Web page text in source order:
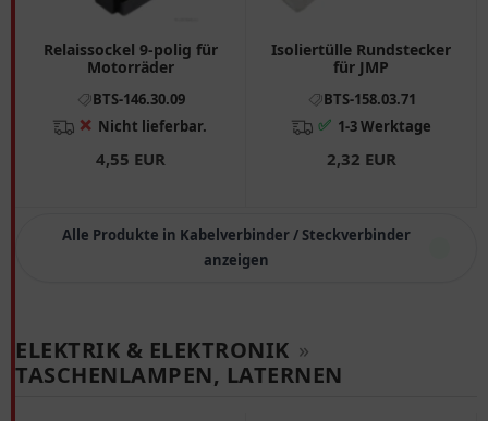
Relaissockel 9-polig für
Motorräder
BTS-146.30.09
❌ Nicht lieferbar.
4,55 EUR
Isoliertülle Rundstecker
für JMP
BTS-158.03.71
✅ 1-3 Werktage
2,32 EUR
Alle Produkte in Kabelverbinder / Steckverbinder
anzeigen
ELEKTRIK & ELEKTRONIK »
TASCHENLAMPEN, LATERNEN